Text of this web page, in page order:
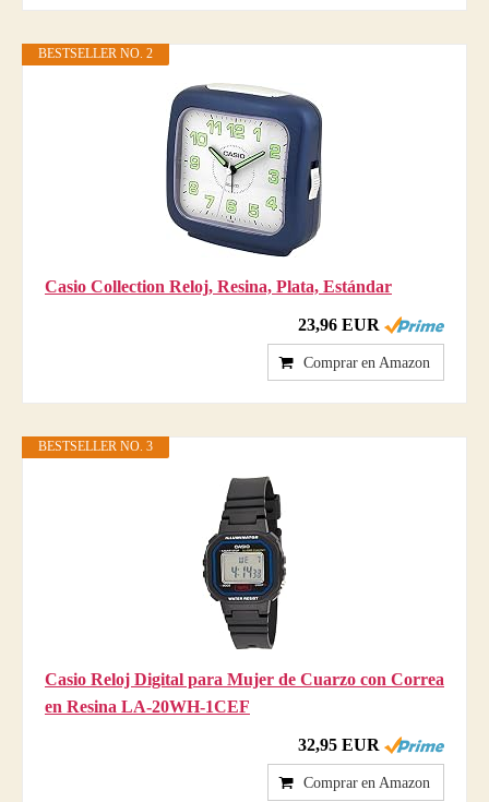
BESTSELLER NO. 2
Casio Collection Reloj, Resina, Plata, Estándar
23,96 EUR
Comprar en Amazon
BESTSELLER NO. 3
Casio Reloj Digital para Mujer de Cuarzo con Correa
en Resina LA-20WH-1CEF
32,95 EUR
Comprar en Amazon